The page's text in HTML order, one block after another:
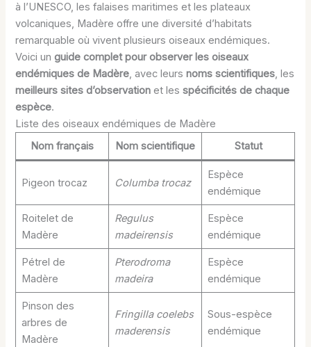
à l’UNESCO, les falaises maritimes et les plateaux
volcaniques, Madère offre une diversité d’habitats
remarquable où vivent plusieurs oiseaux endémiques.
Voici unguide complet pour observer les oiseaux
endémiques de Madère, avec leursnoms scientifiques, les
meilleurs sites d’observation et lesspécificités de chaque
espèce.
Liste des oiseaux endémiques de Madère
Nom français
Nom scientifique Statut
Pigeon trocaz Columba trocaz
Espèce
endémique
Roitelet de
Madère
Regulus
madeirensis
Espèce
endémique
Pétrel de
Madère
Pterodroma
madeira
Espèce
endémique
Pinson des
arbres de
Madère
Fringilla coelebs
maderensis
Sous-espèce
endémique